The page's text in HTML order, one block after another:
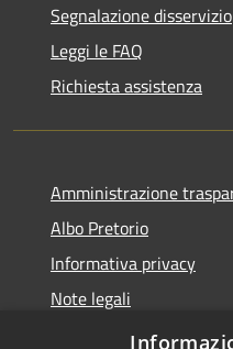
Segnalazione disservizio
Leggi le FAQ
Richiesta assistenza
Amministrazione
Albo Pretorio
Informativa privacy
Note legali
Dichiarazione di